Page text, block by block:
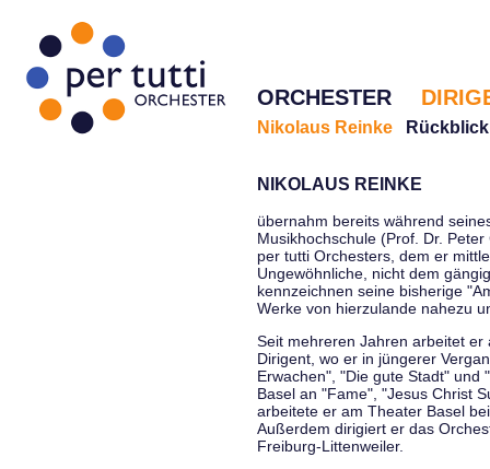
ORCHESTER
Nikolaus Reinke Rückblick
NIKOLAUS REINKE
übernahm bereits während
Musikhochschule (Prof. Dr.
per tutti Orchesters, dem er
Ungewöhnliche, nicht dem
kennzeichnen seine bisherige
Werke von hierzulande nahezu
Seit mehreren Jahren arbeitet
Dirigent, wo er in jüngerer
Erwachen", "Die gute Stadt" und
Basel an "Fame", "Jesus Christ
arbeitete er am Theater Basel
Außerdem dirigiert er das
Freiburg-Littenweiler.